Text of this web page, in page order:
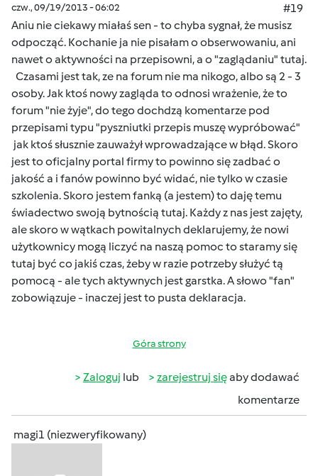
czw., 09/19/2013 - 06:02
#19
Aniu nie ciekawy miałaś sen - to chyba sygnał, że musisz
odpocząć. Kochanie ja nie pisałam o obserwowaniu, ani
nawet o aktywności na przepisowni, a o "zaglądaniu" tutaj.
Czasami jest tak, ze na forum nie ma nikogo, albo są 2 - 3
osoby. Jak ktoś nowy zagląda to odnosi wrażenie, że to
forum "nie żyje", do tego dochdzą komentarze pod
przepisami typu "pyszniutki przepis muszę wypróbować"
jak ktoś słusznie zauważył wprowadzające w błąd. Skoro
jest to oficjalny portal firmy to powinno się zadbać o
jakość a i fanów powinno być widać, nie tylko w czasie
szkolenia. Skoro jestem fanką (a jestem) to daję temu
świadectwo swoją bytnością tutaj. Każdy z nas jest zajęty,
ale skoro w wątkach powitalnych deklarujemy, że nowi
użytkownicy mogą liczyć na naszą pomoc to staramy się
tutaj być co jakiś czas, żeby w razie potrzeby służyć tą
pomocą - ale tych aktywnych jest garstka. A słowo "fan"
zobowiązuje - inaczej jest to pusta deklaracja.
Góra strony
Zaloguj lub zarejestruj sięaby dodawać
komentarze
magi1 (niezweryfikowany)